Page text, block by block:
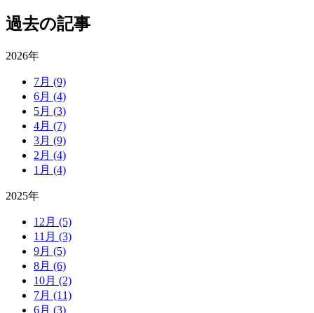
過去の記事
2026年
7月 (9)
6月 (4)
5月 (3)
4月 (7)
3月 (9)
2月 (4)
1月 (4)
2025年
12月 (5)
11月 (3)
9月 (5)
8月 (6)
10月 (2)
7月 (11)
6月 (3)